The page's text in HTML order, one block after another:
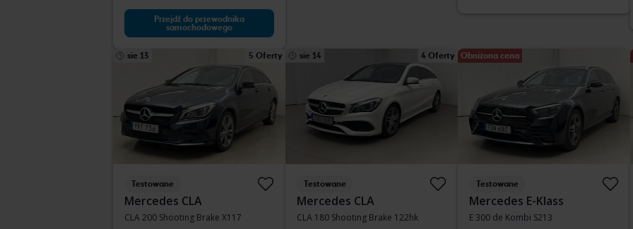
Przejdź do przewodnika
samochodowego
sie 13 5 Oferty
Testowane
Mercedes CLA
CLA 200 Shooting Brake X117
sie 14 4 Oferty
Testowane
Mercedes CLA
CLA 180 Shooting Brake 122hk
Obniżona cena
Testowane
Mercedes E-Klass
E 300 de Kombi S213